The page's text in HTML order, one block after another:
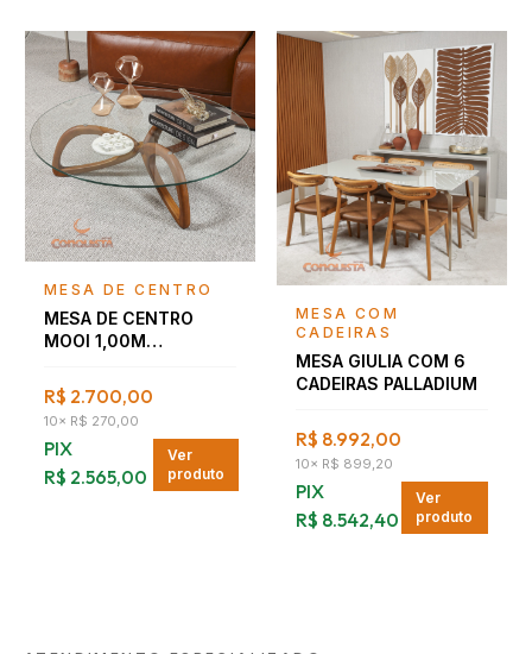
Falar com consultor
MESA DE CENTRO
MESA DE CENTRO
MOOI 1,00M
R$ 2.700,00
10× R$ 270,00
PIX
R$ 2.565,00
Ver
produto
Falar com consultor
MESA COM
CADEIRAS
MESA GIULIA COM 6
CADEIRAS PALLADIUM
R$ 8.992,00
10× R$ 899,20
PIX
R$ 8.542,40
Ver
produto